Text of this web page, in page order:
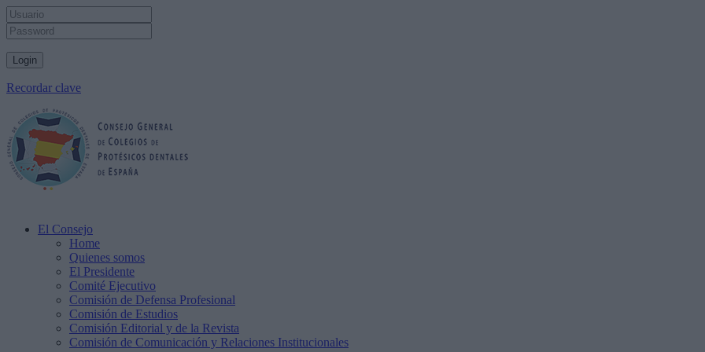
Recordar clave
El Consejo
Home
Quienes somos
El Presidente
Comité Ejecutivo
Comisión de Defensa Profesional
Comisión de Estudios
Comisión Editorial y de la Revista
Comisión de Comunicación y Relaciones Institucionales